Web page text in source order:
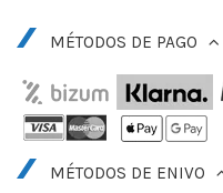
MÉTODOS DE PAGO
MÉTODOS DE ENIVO